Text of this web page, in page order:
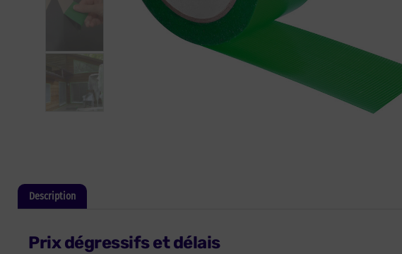
Description
Prix dégressifs et délais